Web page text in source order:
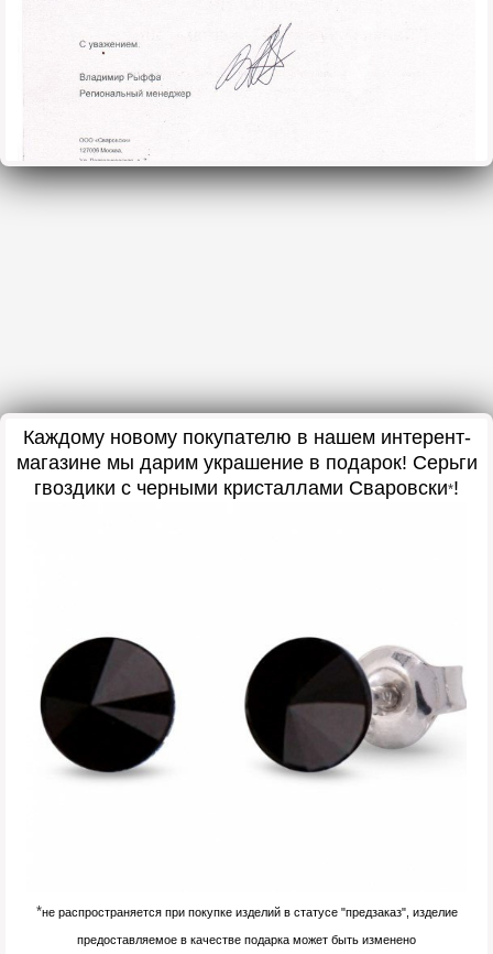
Каждому новому покупателю в нашем интерент-
магазине мы дарим украшение в подарок! Серьги
гвоздики с черными кристаллами Сваровски*!
*не распространяется при покупке изделий в статусе "предзаказ", изделие
предоставляемое в качестве подарка может быть изменено